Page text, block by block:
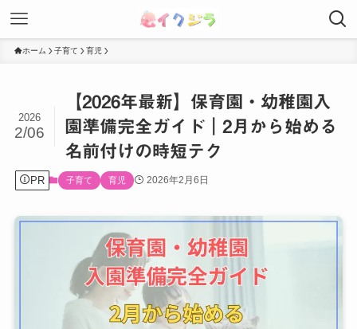
ホーム 子育て 育児
【2026年最新】保育園・幼稚園入
園準備完全ガイド｜2月から始める
名前付けの時短テク
2026
2/06
PR 子育て 育児 2026年2月6日